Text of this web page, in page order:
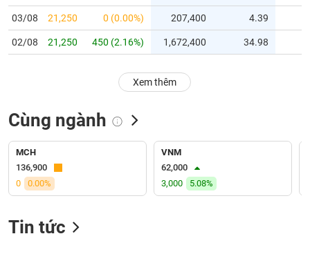
bổ
sung
Hủy
niêm
đặc
được
ký
Danh
03/08 21,250 0 (0.00%) 207,400 4.39
02/08 21,250 450 (2.16%) 1,672,400 34.98
Xem thêm
Cùng ngành
MCH
136,900
0
0.00%
VNM
62,000
3,000
5.08%
Tin tức
PHIẾU
CỤ
ĐẦU
TƯ
XUẤT
LIỆU